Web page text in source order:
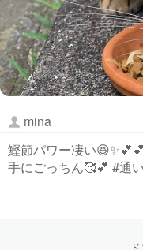
mina
鰹節パワー凄い
手にごっちん🥰💕 #通